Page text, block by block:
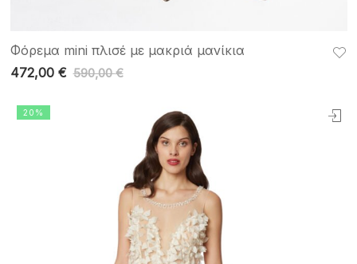
Φόρεμα mini πλισέ με μακριά μανίκια
590,00€
472,00 €
20%